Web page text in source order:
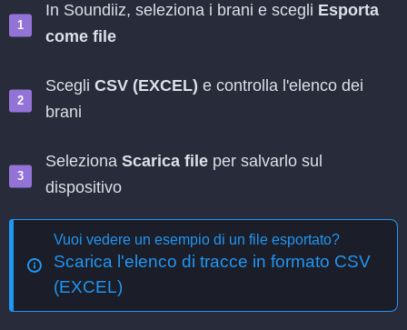
In Soundiiz, seleziona i brani e scegli Esporta
come file
Scegli CSV (EXCEL) e controlla l'elenco dei
brani
Seleziona Scarica file per salvarlo sul
dispositivo
Vuoi vedere un esempio di un file esportato?
Scarica l'elenco di tracce in formato CSV
(EXCEL)